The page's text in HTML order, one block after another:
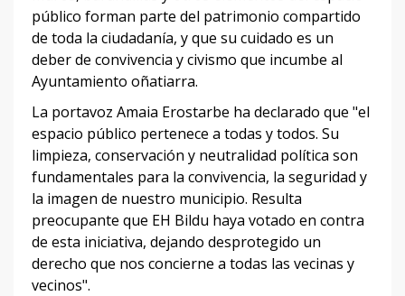
público forman parte del patrimonio compartido
de toda la ciudadanía, y que su cuidado es un
deber de convivencia y civismo que incumbe al
Ayuntamiento oñatiarra.
La portavoz Amaia Erostarbe ha declarado que "el
espacio público pertenece a todas y todos. Su
limpieza, conservación y neutralidad política son
fundamentales para la convivencia, la seguridad y
la imagen de nuestro municipio. Resulta
preocupante que EH Bildu haya votado en contra
de esta iniciativa, dejando desprotegido un
derecho que nos concierne a todas las vecinas y
vecinos".